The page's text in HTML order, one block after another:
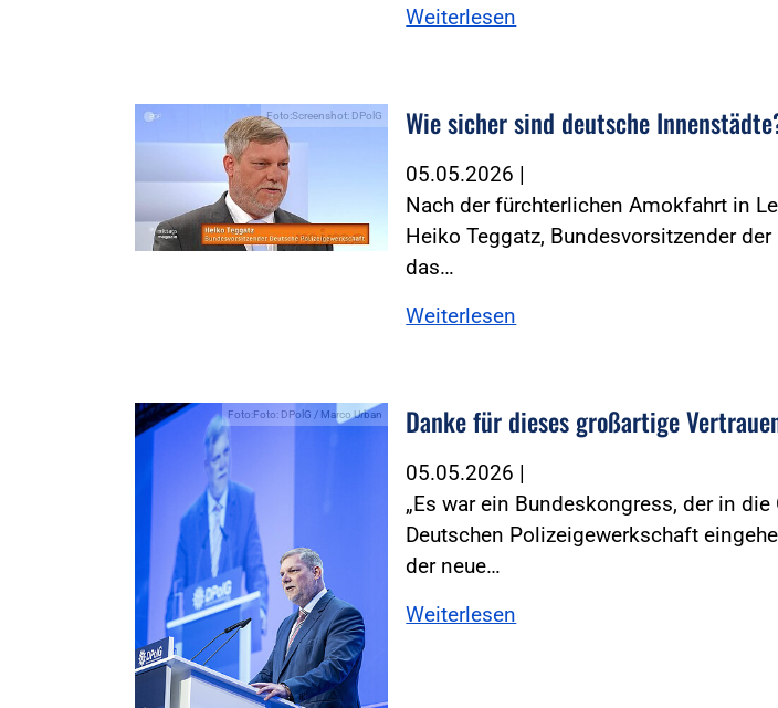
Weiterlesen
Foto:Screenshot: DPolG Wie sicher sind deutsche
05.05.2026 |
Nach der fürchterlichen Amokfahrt in
Heiko Teggatz, Bundesvorsitzender der
das…
Weiterlesen
Foto:Foto: DPolG / Marco Urban Danke für dieses großartige
05.05.2026 |
„Es war ein Bundeskongress, der in
Deutschen Polizeigewerkschaft
der neue…
Weiterlesen